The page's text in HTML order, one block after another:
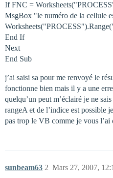
If FNC =
MsgBox "le numéro de la cellule
End If
Next
End Sub
j’ai saisi sa pour me renvoyé le
fonctionne bien mais il y a une
quelqu’un peut m’éclairé je ne
rangeA et de l’indice est possible
pas trop le VB comme je vous l’ai
sunbeam63 Mars 27, 2007,
2